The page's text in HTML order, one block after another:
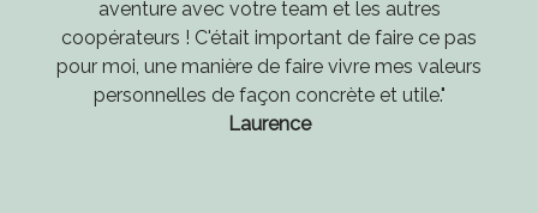
aventure avec votre team et les autres
coopérateurs ! C'était important de faire ce pas
pour moi, une manière de faire vivre mes valeurs
personnelles de façon concrète et utile."
Laurence